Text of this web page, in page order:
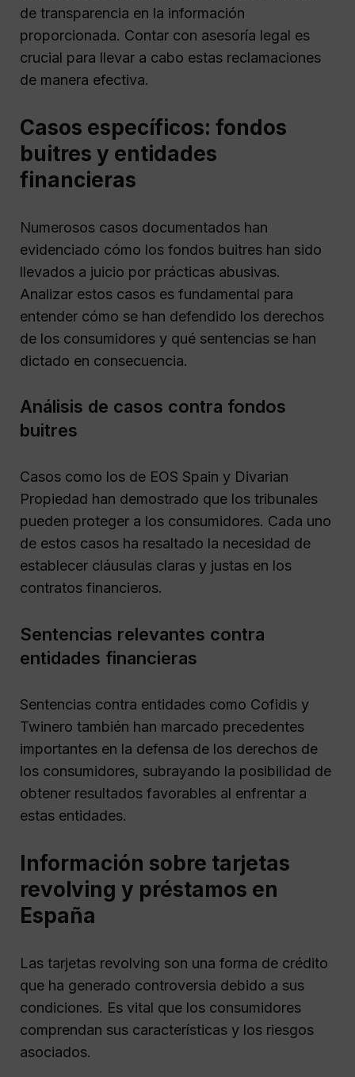
de transparencia en la información
proporcionada. Contar con asesoría legal es
crucial para llevar a cabo estas reclamaciones
de manera efectiva.
Casos específicos: fondos
buitres y entidades
financieras
Numerosos casos documentados han
evidenciado cómo los fondos buitres han sido
llevados a juicio por prácticas abusivas.
Analizar estos casos es fundamental para
entender cómo se han defendido los derechos
de los consumidores y qué sentencias se han
dictado en consecuencia.
Análisis de casos contra fondos
buitres
Casos como los de EOS Spain y Divarian
Propiedad han demostrado que los tribunales
pueden proteger a los consumidores. Cada uno
de estos casos ha resaltado la necesidad de
establecer cláusulas claras y justas en los
contratos financieros.
Sentencias relevantes contra
entidades financieras
Sentencias contra entidades como Cofidis y
Twinero también han marcado precedentes
importantes en la defensa de los derechos de
los consumidores, subrayando la posibilidad de
obtener resultados favorables al enfrentar a
estas entidades.
Información sobre tarjetas
revolving y préstamos en
España
Las tarjetas revolving son una forma de crédito
que ha generado controversia debido a sus
condiciones. Es vital que los consumidores
comprendan sus características y los riesgos
asociados.